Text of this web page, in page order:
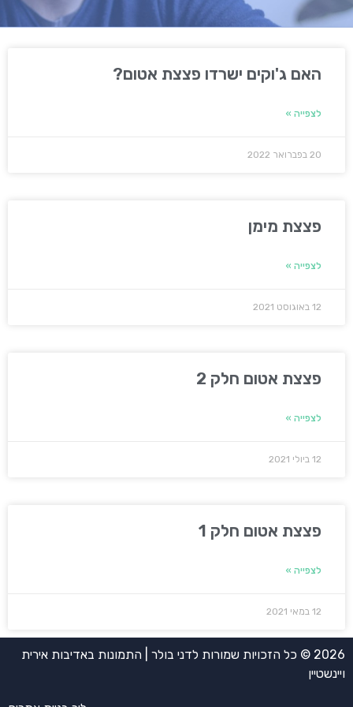
האם ג'וקים ישרדו פצצת אטום?
לצפייה »
20 בפברואר 2022
פצצת מימן
לצפייה »
12 באוגוסט 2021
פצצת אטום חלק 2
לצפייה »
12 ביולי 2021
פצצת אטום חלק 1
לצפייה »
12 במאי 2021
2026 © כל הזכויות שמורות לדני בולר | התמונות באדיבות אירית
ויינשטיין